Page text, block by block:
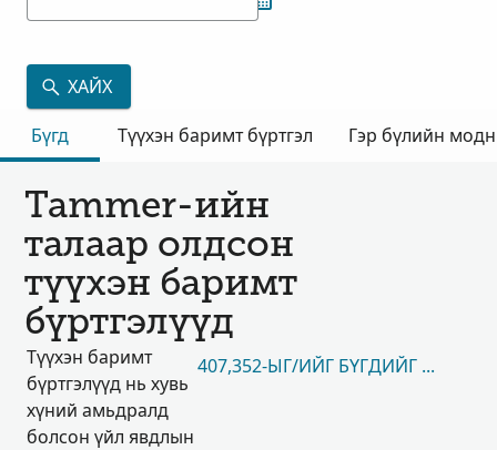
ХАЙХ
Бүгд
Түүхэн баримт бүртгэл Гэр бүлийн
Tammer-ийн
талаар олдсон
түүхэн баримт
бүртгэлүүд
Түүхэн баримт
бүртгэлүүд нь хувь
хүний амьдралд
болсон үйл явдлын
407,352-ЫГ/ИЙГ БҮГДИЙГ НЬ ҮЗЭХ